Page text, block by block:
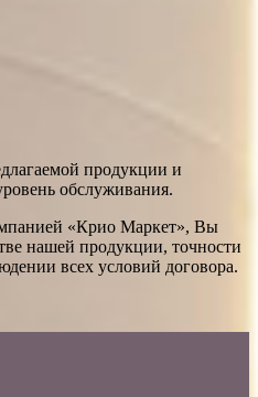
продукции и
обслуживания.
«Крио Маркет», Вы
нашей продукции, точности
всех условий договора.